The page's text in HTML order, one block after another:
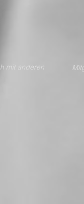
gleich mit anderen